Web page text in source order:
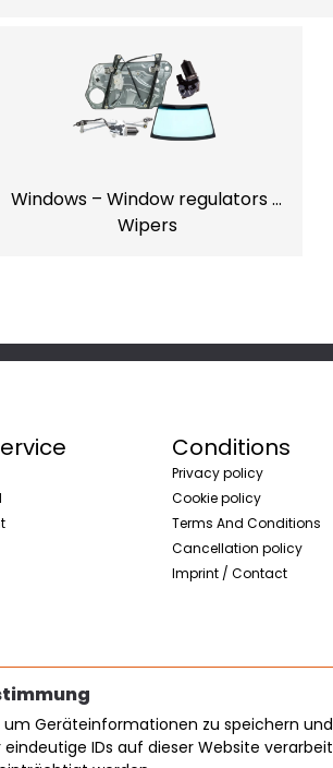
Windows – Window regulators –
Wipers
Conditions
Privacy policy
Cookie policy
Terms And Conditions
Cancellation policy
Imprint / Contact
Geräteinformationen zu speichern
IDs auf dieser Website